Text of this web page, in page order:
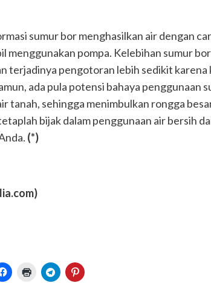
sumur bor menghasilkan air dengan
menggunakan pompa. Kelebihan sumur
terjadinya pengotoran lebih sedikit karena
ada pula potensi bahaya penggunaan
tanah, sehingga menimbulkan rongga
bijak dalam penggunaan air bersih
(*)